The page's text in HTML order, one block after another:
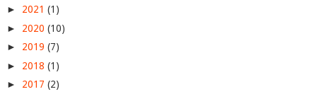
► 2021 (1)
► 2020 (10)
► 2019 (7)
► 2018 (1)
► 2017 (2)